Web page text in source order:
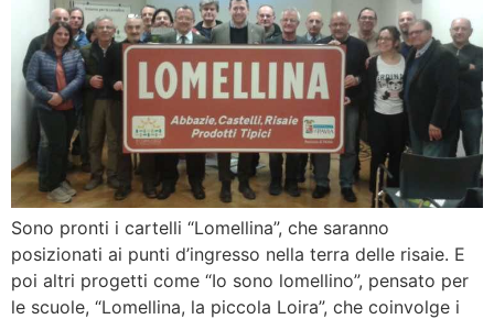
Sono pronti i cartelli “Lomellina”, che saranno
posizionati ai punti d’ingresso nella terra delle risaie. E
poi altri progetti come “Io sono lomellino”, pensato per
le scuole, “Lomellina, la piccola Loira”, che coinvolge i